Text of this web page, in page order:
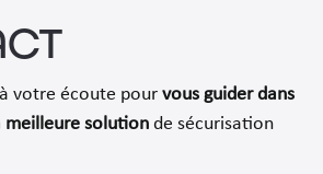
votre écoute pour vous guider dans
meilleure solutionde sécurisation